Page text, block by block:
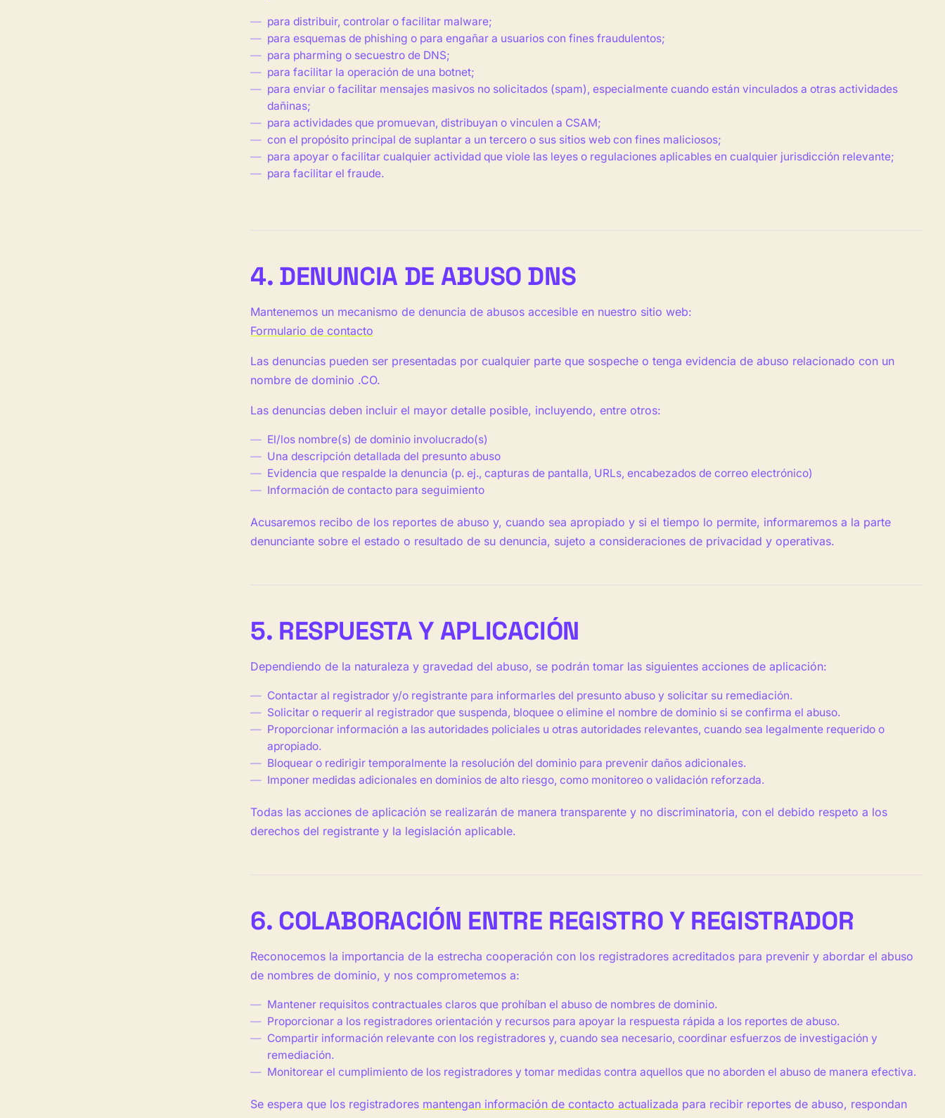
para distribuir, controlar o facilitar malware;
para esquemas de phishing o para engañar a usuarios con fines fraudulentos;
para pharming o secuestro de DNS;
para facilitar la operación de una botnet;
para enviar o facilitar mensajes masivos no solicitados (spam), especialmente cuando están vinculados a otras actividades
dañinas;
para actividades que promuevan, distribuyan o vinculen a CSAM;
con el propósito principal de suplantar a un tercero o sus sitios web con fines maliciosos;
para apoyar o facilitar cualquier actividad que viole las leyes o regulaciones aplicables en cualquier jurisdicción relevante;
para facilitar el fraude.
4. DENUNCIA DE ABUSO DNS
Mantenemos un mecanismo de denuncia de abusos accesible en nuestro sitio web:
Formulario de contacto
Las denuncias pueden ser presentadas por cualquier parte que sospeche o tenga evidencia de abuso relacionado con un
nombre de dominio .CO.
Las denuncias deben incluir el mayor detalle posible, incluyendo, entre otros:
El/los nombre(s) de dominio involucrado(s)
Una descripción detallada del presunto abuso
Evidencia que respalde la denuncia (p. ej., capturas de pantalla, URLs, encabezados de correo electrónico)
Información de contacto para seguimiento
Acusaremos recibo de los reportes de abuso y, cuando sea apropiado y si el tiempo lo permite, informaremos a la parte
denunciante sobre el estado o resultado de su denuncia, sujeto a consideraciones de privacidad y operativas.
5. RESPUESTA Y APLICACIÓN
Dependiendo de la naturaleza y gravedad del abuso, se podrán tomar las siguientes acciones de aplicación:
Contactar al registrador y/o registrante para informarles del presunto abuso y solicitar su remediación.
Solicitar o requerir al registrador que suspenda, bloquee o elimine el nombre de dominio si se confirma el abuso.
Proporcionar información a las autoridades policiales u otras autoridades relevantes, cuando sea legalmente requerido o
apropiado.
Bloquear o redirigir temporalmente la resolución del dominio para prevenir daños adicionales.
Imponer medidas adicionales en dominios de alto riesgo, como monitoreo o validación reforzada.
Todas las acciones de aplicación se realizarán de manera transparente y no discriminatoria, con el debido respeto a los
derechos del registrante y la legislación aplicable.
6. COLABORACIÓN ENTRE REGISTRO Y REGISTRADOR
Reconocemos la importancia de la estrecha cooperación con los registradores acreditados para prevenir y abordar el abuso
de nombres de dominio, y nos comprometemos a:
Mantener requisitos contractuales claros que prohíban el abuso de nombres de dominio.
Proporcionar a los registradores orientación y recursos para apoyar la respuesta rápida a los reportes de abuso.
Compartir información relevante con los registradores y, cuando sea necesario, coordinar esfuerzos de investigación y
remediación.
Monitorear el cumplimiento de los registradores y tomar medidas contra aquellos que no aborden el abuso de manera efectiva.
Se espera que los registradores mantengan información de contacto actualizada para recibir reportes de abuso, respondan